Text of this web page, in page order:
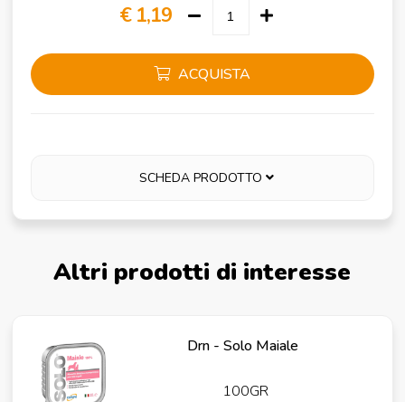
€ 1,19
ACQUISTA
SCHEDA PRODOTTO
Altri prodotti di interesse
Drn - Solo Maiale
100GR